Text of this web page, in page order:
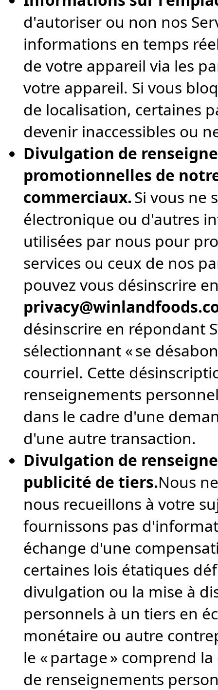
d'autoriser ou non nos
informations en temps
de votre appareil via les
votre appareil. Si vous
de localisation, certaines
devenir inaccessibles ou
Divulgation de
promotionnelles de
commerciaux.Si vous ne
électronique ou d'autres
utilisées par nous pour
services ou ceux de nos
pouvez vous désinscrire
désinscrire en répondant
sélectionnant « se
courriel. Cette
renseignements
dans le cadre d'une
d'une autre transaction.
Divulgation de
publicité de tiers.Nous
nous recueillons à votre
fournissons pas
échange d'une
certaines lois étatiques
divulgation ou la mise à
personnels à un tiers en
monétaire ou autre
le « partage » comprend
de renseignements